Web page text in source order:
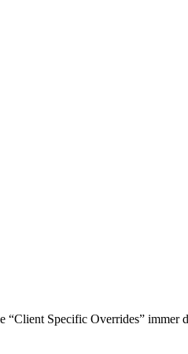
Specific Overrides” immer